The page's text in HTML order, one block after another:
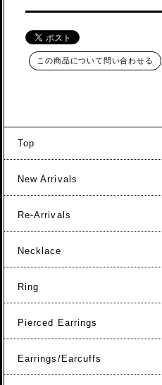
この商品について問い合わせる
Top
New Arrivals
Re-Arrivals
Necklace
Ring
Pierced Earrings
Earrings/Earcuffs